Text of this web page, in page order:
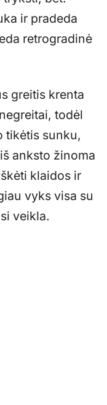
ir pradeda
retrogradinė
greitis krenta
todėl
tikėtis sunku,
anksto žinoma
klaidos ir
vyks visa su
veikla.